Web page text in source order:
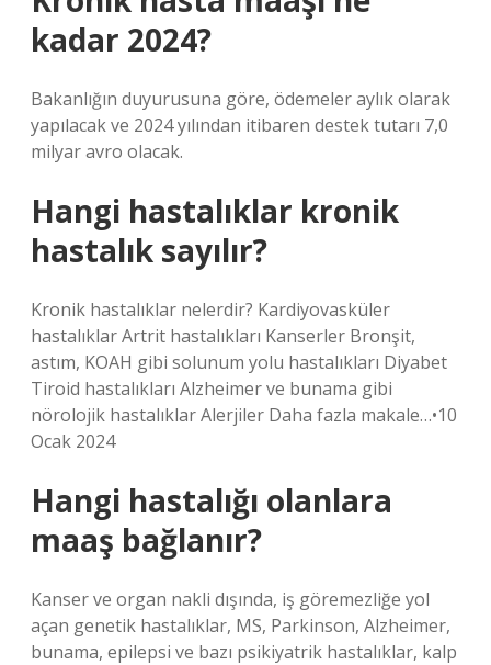
kadar 2024?
Bakanlığın duyurusuna göre, ödemeler aylık olarak
yapılacak ve 2024 yılından itibaren destek tutarı 7,0
milyar avro olacak.
Hangi hastalıklar kronik
hastalık sayılır?
Kronik hastalıklar nelerdir? Kardiyovasküler
hastalıklar Artrit hastalıkları Kanserler Bronşit,
astım, KOAH gibi solunum yolu hastalıkları Diyabet
Tiroid hastalıkları Alzheimer ve bunama gibi
nörolojik hastalıklar Alerjiler Daha fazla makale…•10
Ocak 2024
Hangi hastalığı olanlara
maaş bağlanır?
Kanser ve organ nakli dışında, iş göremezliğe yol
açan genetik hastalıklar, MS, Parkinson, Alzheimer,
bunama, epilepsi ve bazı psikiyatrik hastalıklar, kalp